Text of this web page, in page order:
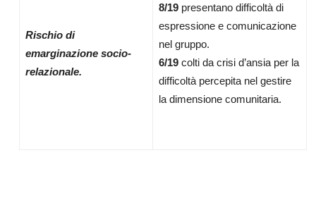
Rischio di
emarginazionesocio-
relazionale.
8/19 presentano difficoltà di
espressione e comunicazione
nel gruppo.
6/19 colti da crisi d’ansia per la
difficoltà percepita nel gestire
la dimensione comunitaria.